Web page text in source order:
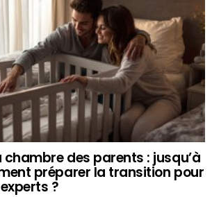
des parents : jusqu’à
préparer la transition pour
?